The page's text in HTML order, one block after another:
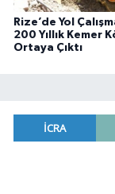
Rize’de Yol
200 Yıllık Kemer
Ortaya Çıktı